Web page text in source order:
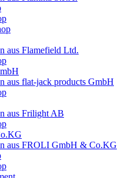
aus Flamefield Ltd.
aus flat-jack products GmbH
aus Frilight AB
aus FROLI GmbH & Co.KG